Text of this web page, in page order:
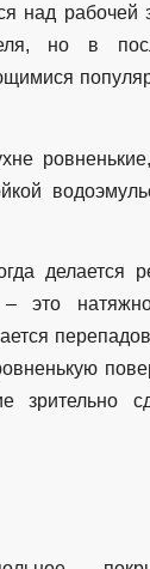
над рабочей
но в
делается
это
зрительно